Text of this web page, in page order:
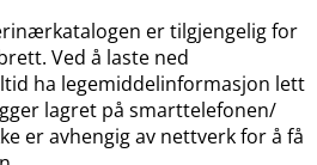
er tilgjengelig for
Ved å laste ned
ha legemiddelinformasjon lett
lagret på smarttelefonen​/​
er avhengig av nettverk for å få